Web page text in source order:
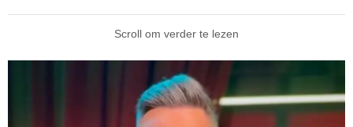
Scroll om verder te lezen